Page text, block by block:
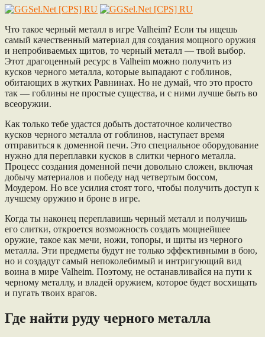
Что такое черный металл в игре Valheim? Если ты ищешь
самый качественный материал для создания мощного оружия
и непробиваемых щитов, то черный металл — твой выбор.
Этот драгоценный ресурс в Valheim можно получить из
кусков черного металла, которые выпадают с гоблинов,
обитающих в жутких Равнинах. Но не думай, что это просто
так — гоблины не простые существа, и с ними лучше быть во
всеоружии.
Как только тебе удастся добыть достаточное количество
кусков черного металла от гоблинов, наступает время
отправиться к доменной печи. Это специальное оборудование
нужно для переплавки кусков в слитки черного металла.
Процесс создания доменной печи довольно сложен, включая
добычу материалов и победу над четвертым боссом,
Моудером. Но все усилия стоят того, чтобы получить доступ к
лучшему оружию и броне в игре.
Когда ты наконец переплавишь черный металл и получишь
его слитки, откроется возможность создать мощнейшее
оружие, такое как мечи, ножи, топоры, и щиты из черного
металла. Эти предметы будут не только эффективными в бою,
но и создадут самый непоколебимый и интригующий вид
воина в мире Valheim. Поэтому, не останавливайся на пути к
черному металлу, и владей оружием, которое будет восхищать
и пугать твоих врагов.
Где найти руду черного металла